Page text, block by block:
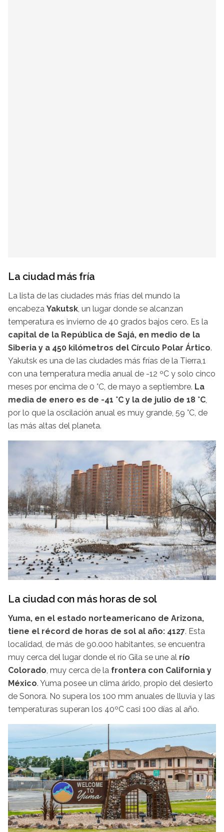
La ciudad más fría
La lista de las ciudades más frías del mundo la
encabeza Yakutsk, un lugar donde se alcanzan
temperatura es invierno de 40 grados bajos cero. Es la
capital de la República de Sajá, en medio de la
Siberia y a 450 kilómetros del Círculo Polar Ártico.
Yakutsk es una de las ciudades más frías de la Tierra,1
con una temperatura media anual de -12 ºC y solo cinco
meses por encima de 0 °C, de mayo a septiembre. La
media de enero es de -41 °C y la de julio de 18 °C,
por lo que la oscilación anual es muy grande, 59 °C, de
las más altas del planeta.
La ciudad con más horas de sol
Yuma, en el estado norteamericano de Arizona,
tiene el récord de horas de sol al año: 4127. Esta
localidad, de más de 90.000 habitantes, se encuentra
muy cerca del lugar donde el río Gila se une al río
Colorado , muy cerca de la frontera con California y
México. Yuma posee un clima árido, propio del desierto
de Sonora. No supera los 100 mm anuales de lluvia y las
temperaturas superan los 40ºC casi 100 días al año.